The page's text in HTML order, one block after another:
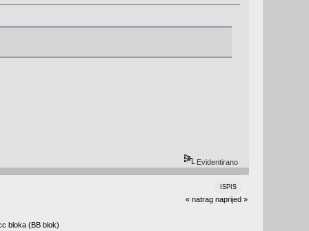
Evidentirano
ISPIS
« natrag naprijed »
bloka (BB blok)